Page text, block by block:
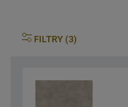
FILTRY (3)